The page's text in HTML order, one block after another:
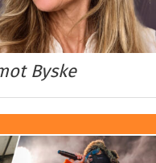
Byske